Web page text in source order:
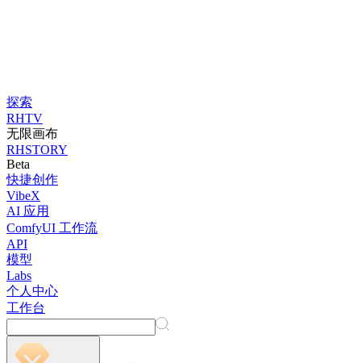
探索
RHTV
无限画布
RHSTORY
Beta
快捷创作
VibeX
AI 应用
ComfyUI 工作流
API
模型
Labs
个人中心
工作台